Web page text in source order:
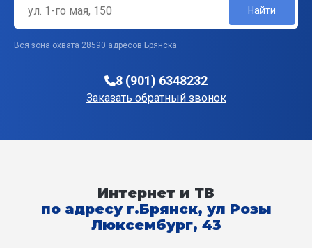
Найти
Вся зона охвата 28590 адресов Брянска
8 (901) 6348232
Заказать обратный звонок
Интернет и ТВ
по адресу г.Брянск, ул Розы
Люксембург, 43